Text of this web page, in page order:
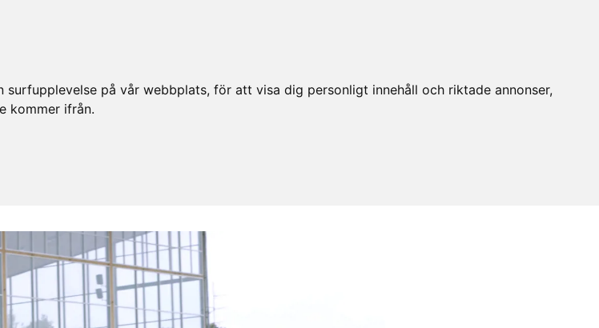
på vår webbplats, för att visa dig personligt innehåll och riktade annonser,
kommer ifrån.